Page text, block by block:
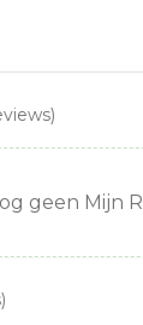
)
geen Mijn
)